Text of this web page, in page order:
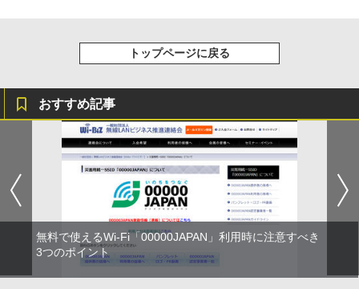
トップページに戻る
おすすめ記事
無料で使えるWi-Fi「00000JAPAN」利用時に注意すべき
3つのポイント